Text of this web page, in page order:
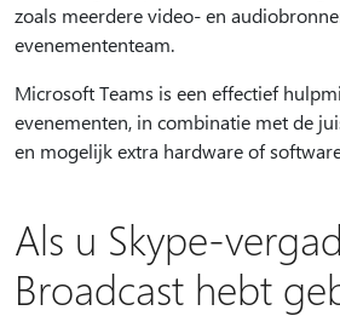
zoals meerdere video- en
evenemententeam.
Microsoft Teams is een effectief
evenementen, in combinatie met de
en mogelijk extra hardware of
Als u Skype-
Broadcast hebt